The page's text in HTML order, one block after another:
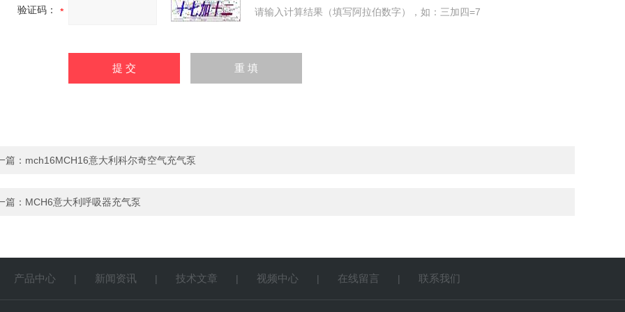
验证码： 请输入计算结果（填写阿拉伯数字），如：三加四=7
篇： mch16MCH16意大利科尔奇空气充气泵
篇： MCH6意大利呼吸器充气泵
产品中心 | 新闻资讯 | 技术文章 | 视频中心 | 在线留言 | 联系我们